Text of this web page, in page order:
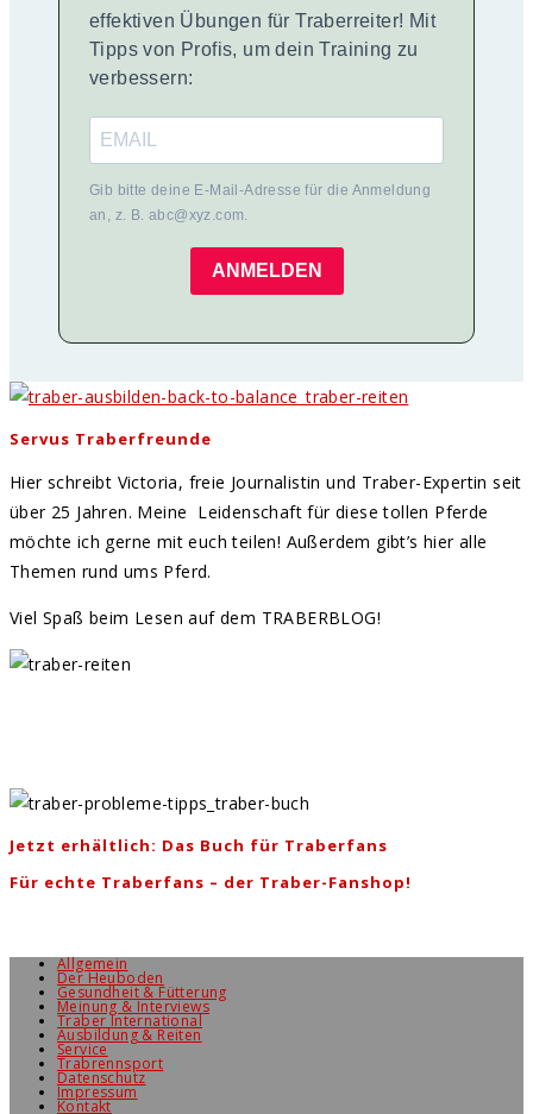
effektiven Übungen für Traberreiter! Mit
Tipps von Profis, um dein Training zu
verbessern:
Gib bitte deine E-Mail-Adresse für die Anmeldung
an, z. B. abc@xyz.com.
ANMELDEN
Servus Traberfreunde
Hier schreibt Victoria, freie Journalistin und Traber-Expertin seit
über 25 Jahren. Meine Leidenschaft für diese tollen Pferde
möchte ich gerne mit euch teilen! Außerdem gibt’s hier alle
Themen rund ums Pferd.
Viel Spaß beim Lesen auf dem TRABERBLOG!
Jetzt erhältlich: Das Buch für Traberfans
Für echte Traberfans – der Traber-Fanshop!
Allgemein
Der Heuboden
Gesundheit & Fütterung
Meinung & Interviews
Traber International
Ausbildung & Reiten
Service
Trabrennsport
Datenschutz
Impressum
Kontakt